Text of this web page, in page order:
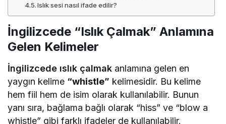
Islık sesi nasıl ifade edilir?
İngilizcede “Islık Çalmak” Anlamına
Gelen Kelimeler
İngilizcede ıslık çalmak anlamına gelen en
yaygın kelime “whistle” kelimesidir. Bu kelime
hem fiil hem de isim olarak kullanılabilir. Bunun
yanı sıra, bağlama bağlı olarak “hiss” ve “blow a
whistle” gibi farklı ifadeler de kullanılabilir.